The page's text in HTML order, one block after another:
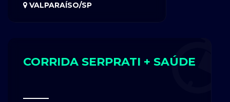
VALPARAÍSO/SP
CORRIDA SERPRATI + SAÚDE